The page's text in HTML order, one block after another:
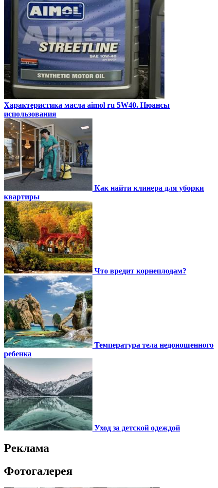
Характеристика масла aimol ru 5W40. Нюансы
использования
Как найти клинера для уборки
квартиры
Что вредит корнеплодам?
Температура тела недоношенного
ребенка
Уход за детской одеждой
Реклама
Фотогалерея